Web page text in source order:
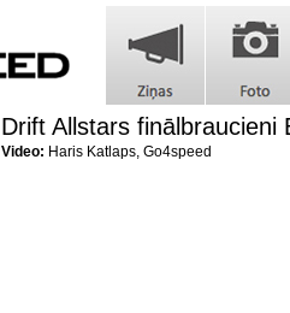
Drift Allstars finālbraucieni
Video: Haris Katlaps, Go4speed